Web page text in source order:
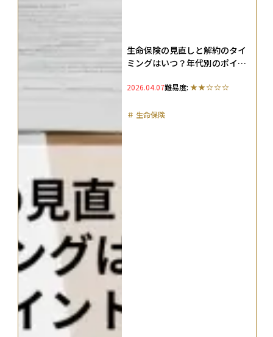
生命保険の見直しと解約のタイ
ミングはいつ？年代別のポイン
説
2026.04.07難易度:
＃ 生命保険